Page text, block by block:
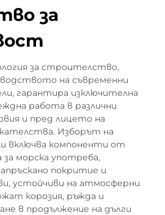
за
за строителство,
на съвременни
гарантира изключителна
работа в различни
и пред лицето на
Изборът на
включва компоненти от
морска употреба,
покритие и
устойчиви на атмосферни
корозия, ръжда и
в продължение на дълги